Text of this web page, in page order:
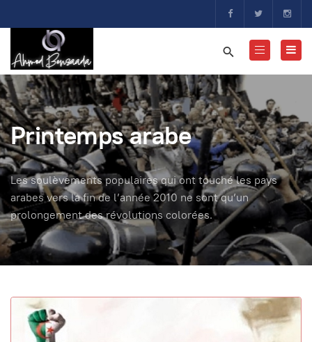
Printemps arabe
Les soulèvements populaires qui ont touché les pays
arabes vers la fin de l’année 2010 ne sont qu’un
prolongement des révolutions colorées.